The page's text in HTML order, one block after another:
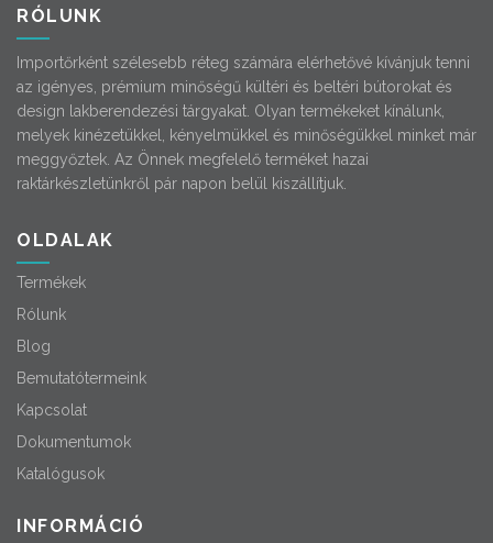
RÓLUNK
Importőrként szélesebb réteg számára elérhetővé kívánjuk tenni
az igényes, prémium minőségű kültéri és beltéri bútorokat és
design lakberendezési tárgyakat. Olyan termékeket kínálunk,
melyek kinézetükkel, kényelmükkel és minőségükkel minket már
meggyőztek. Az Önnek megfelelő terméket hazai
raktárkészletünkről pár napon belül kiszállítjuk.
OLDALAK
Termékek
Rólunk
Blog
Bemutatótermeink
Kapcsolat
Dokumentumok
Katalógusok
INFORMÁCIÓ